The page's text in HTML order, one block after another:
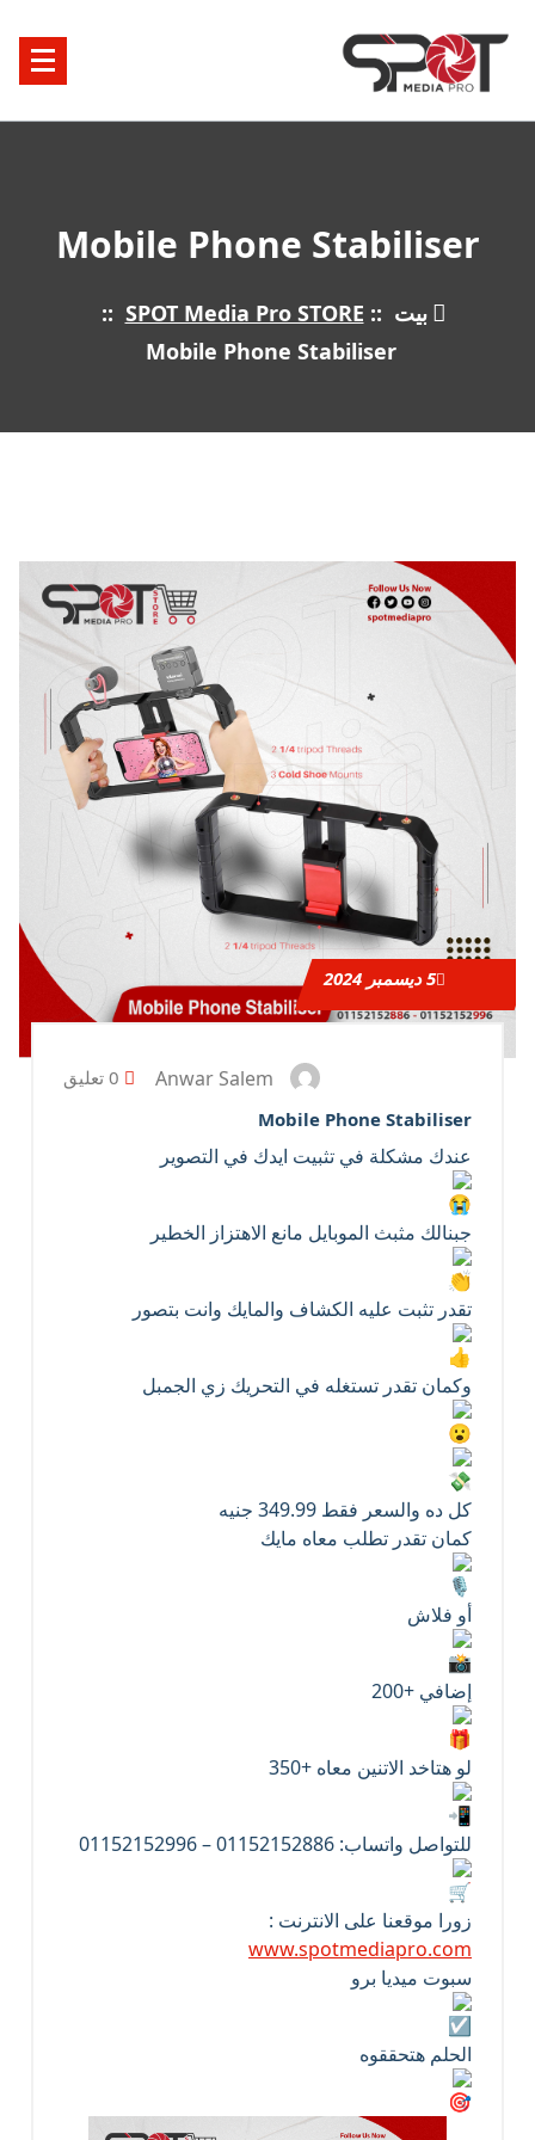
المحتوى
Mobile Phone Stabiliser
بيت ::
SPOT Media Pro STORE
::
Mobile Phone Stabiliser
5ديسمبر 2024
Anwar Salem
Mobile Phone Stabiliser
عندك مشكلة في تثبيت ايدك في التصوير
جبنالك مثبث الموبايل مانع الاهتزاز الخطير
تقدر تثبت عليه الكشاف والمايك وانت بتصور
وكمان تقدر تستغله في التحريك زي الجمبل
كل ده والسعر فقط 349.99 جنيه
كمان تقدر تطلب معاه مايك
أو فلاش
إضافي +200
لو هتاخد الاتنين معاه +350
للتواصل واتساب: 01152152886 – 01152152996
زورا موقعنا على الانترنت :
www.spotmediapro.com
سبوت ميديا برو
الحلم هتحققوه